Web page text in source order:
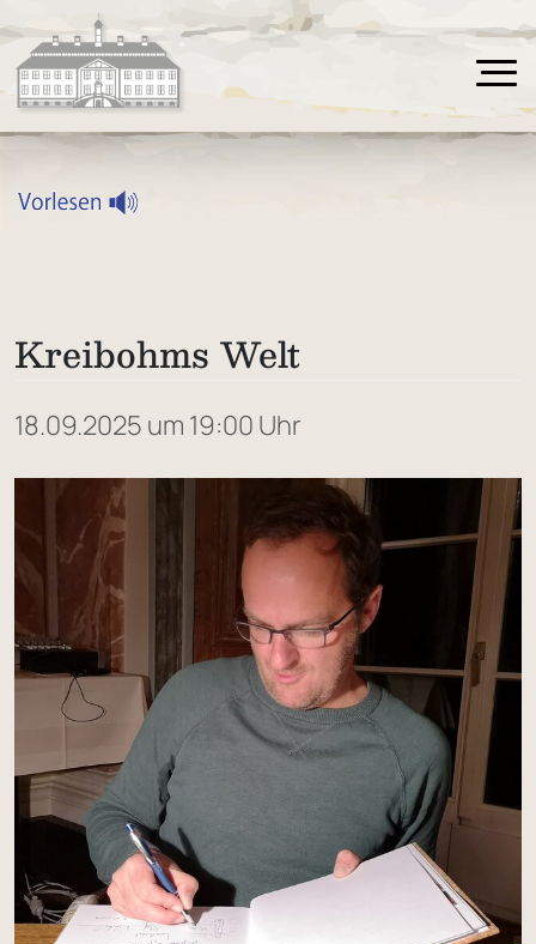
Kreibohms Welt
18.09.2025 um 19:00 Uhr